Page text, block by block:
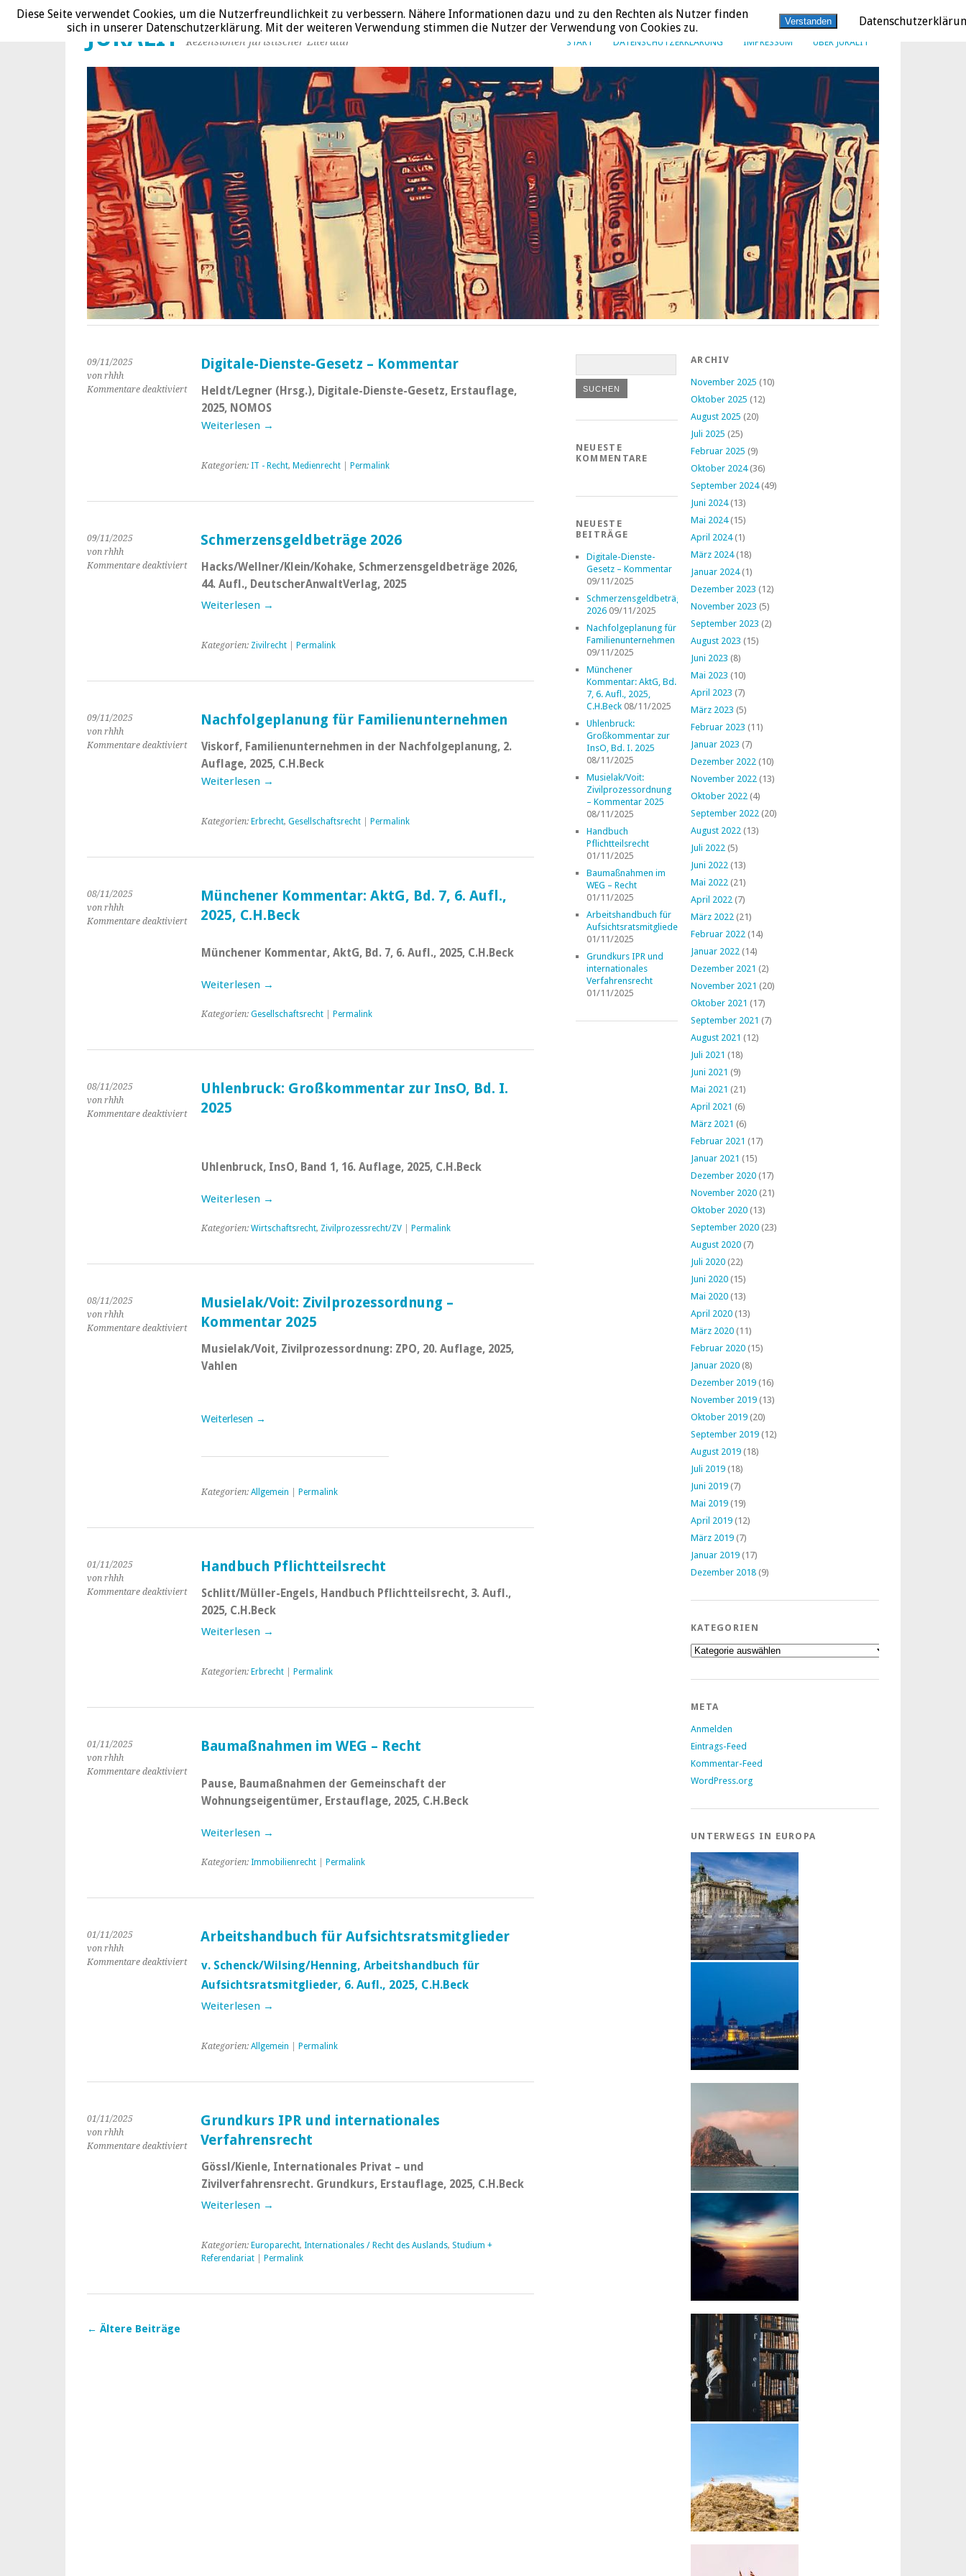
START DATENSCHUTZERKLÄRUNG IMPRESSUM ÜBER JURALIT
JURALIT Rezensionen juristischer Literatur
09/11/2025
von rhhh
Kommentare deaktiviertfür
Digitale-
Gesetz
Digitale-Dienste-Gesetz – Kommentar
Heldt/Legner (Hrsg.), Digitale-Dienste-Gesetz, Erstauflage,
2025, NOMOS
Weiterlesen →
Kategorien: IT - Recht, Medienrecht| Permalink
09/11/2025
von rhhh
Kommentare deaktiviertfür
Schmerzensgeldbeträge
Schmerzensgeldbeträge 2026
Hacks/Wellner/Klein/Kohake, Schmerzensgeldbeträge 2026,
44. Aufl., DeutscherAnwaltVerlag, 2025
Weiterlesen →
Kategorien: Zivilrecht| Permalink
09/11/2025
von rhhh
Kommentare deaktiviertfür
Nachfolgeplanung
Familienunternehmen
Nachfolgeplanung für Familienunternehmen
Viskorf, Familienunternehmen in der Nachfolgeplanung, 2.
Auflage, 2025, C.H.Beck
Weiterlesen →
Kategorien: Erbrecht, Gesellschaftsrecht| Permalink
08/11/2025
von rhhh
Kommentare deaktiviertfür
Kommentar:
Aufl.,
Münchener Kommentar: AktG, Bd. 7, 6. Aufl.,
2025, C.H.Beck
Münchener Kommentar, AktG, Bd. 7, 6. Aufl., 2025, C.H.Beck
Weiterlesen →
Kategorien: Gesellschaftsrecht| Permalink
08/11/2025
von rhhh
Kommentare deaktiviertfür
InsO,
Uhlenbruck: Großkommentar zur InsO, Bd. I.
2025
Uhlenbruck, InsO, Band 1, 16. Auflage, 2025, C.H.Beck
Weiterlesen →
Kategorien: Wirtschaftsrecht, Zivilprozessrecht/ZV| Permalink
08/11/2025
von rhhh
Kommentare deaktiviertfür
Musielak/Voit:
Zivilprozessordnung
Musielak/Voit: Zivilprozessordnung –
Kommentar 2025
Musielak/Voit, Zivilprozessordnung: ZPO, 20. Auflage, 2025,
Vahlen
Weiterlesen →
Kategorien: Allgemein Permalink
01/11/2025
von rhhh
Kommentare deaktiviertfür
Handbuch
Handbuch Pflichtteilsrecht
Schlitt/Müller-Engels, Handbuch Pflichtteilsrecht, 3. Aufl.,
2025, C.H.Beck
Weiterlesen →
Kategorien: Erbrecht| Permalink
01/11/2025
von rhhh
Kommentare deaktiviertfür
Baumaßnahmen
Baumaßnahmen im WEG – Recht
Pause, Baumaßnahmen der Gemeinschaft der
Wohnungseigentümer, Erstauflage, 2025, C.H.Beck
Weiterlesen →
Kategorien: Immobilienrecht| Permalink
01/11/2025
von rhhh
Kommentare deaktiviertfür
Aufsichtsratsmitglieder
Arbeitshandbuch für Aufsichtsratsmitglieder
v. Schenck/Wilsing/Henning, Arbeitshandbuch für
Aufsichtsratsmitglieder, 6. Aufl., 2025, C.H.Beck
Weiterlesen →
Kategorien: Allgemein Permalink
01/11/2025
von rhhh
Kommentare deaktiviertfür
Grundkurs
internationales
Grundkurs IPR und internationales
Verfahrensrecht
Gössl/Kienle, Internationales Privat – und
Zivilverfahrensrecht. Grundkurs, Erstauflage, 2025, C.H.Beck
Weiterlesen →
Kategorien: Europarecht, Internationales / Recht des Auslands, Studium +
Referendariat| Permalink
← Ältere Beiträge
NEUESTE
KOMMENTARE
NEUESTE
BEITRÄGE
Digitale-Dienste-
Gesetz – Kommentar
09/11/2025
Schmerzensgeldbeträge
2026 09/11/2025
Nachfolgeplanung für
Familienunternehmen
09/11/2025
Münchener
Kommentar: AktG, Bd.
7, 6. Aufl., 2025,
C.H.Beck 08/11/2025
Uhlenbruck:
Großkommentar zur
InsO, Bd. I. 2025
08/11/2025
Musielak/Voit:
Zivilprozessordnung
– Kommentar 2025
08/11/2025
Handbuch
Pflichtteilsrecht
01/11/2025
Baumaßnahmen im
WEG – Recht
01/11/2025
Arbeitshandbuch für
Aufsichtsratsmitglieder
01/11/2025
Grundkurs IPR und
internationales
Verfahrensrecht
01/11/2025
ARCHIV
November 2025 (10)
Oktober 2025 (12)
August 2025 (20)
Juli 2025 (25)
Februar 2025 (9)
Oktober 2024(36)
September 2024(49)
Juni 2024(13)
Mai 2024(15)
April 2024(1)
März 2024(18)
Januar 2024(1)
Dezember 2023 (12)
November 2023 (5)
September 2023 (2)
August 2023 (15)
Juni 2023 (8)
Mai 2023 (10)
April 2023 (7)
März 2023 (5)
Februar 2023 (11)
Januar 2023 (7)
Dezember 2022 (10)
November 2022 (13)
Oktober 2022 (4)
September 2022 (20)
August 2022 (13)
Juli 2022 (5)
Juni 2022 (13)
Mai 2022 (21)
April 2022 (7)
März 2022 (21)
Februar 2022 (14)
Januar 2022 (14)
Dezember 2021 (2)
November 2021 (20)
Oktober 2021 (17)
September 2021 (7)
August 2021 (12)
Juli 2021 (18)
Juni 2021 (9)
Mai 2021 (21)
April 2021 (6)
März 2021 (6)
Februar 2021 (17)
Januar 2021 (15)
Dezember 2020 (17)
November 2020 (21)
Oktober 2020 (13)
September 2020 (23)
August 2020 (7)
Juli 2020 (22)
Juni 2020 (15)
Mai 2020 (13)
April 2020 (13)
März 2020 (11)
Februar 2020 (15)
Januar 2020 (8)
Dezember 2019 (16)
November 2019 (13)
Oktober 2019 (20)
September 2019 (12)
August 2019 (18)
Juli 2019 (18)
Juni 2019 (7)
Mai 2019 (19)
April 2019 (12)
März 2019 (7)
Januar 2019 (17)
Dezember 2018 (9)
KATEGORIEN
Kategorien
META
Anmelden
Eintrags-Feed
Kommentar-Feed
WordPress.org
UNTERWEGS IN EUROPA
Diese Seite verwendet Cookies, um die Nutzerfreundlichkeit zu verbessern. Nähere Informationen dazu und zu den Rechten als Nutzer finden
sich in unserer Datenschutzerklärung. Mit der weiteren Verwendung stimmen die Nutzer der Verwendung von Cookies zu.
Verstanden